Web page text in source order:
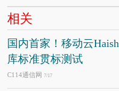
相关
国内首家！移动云
库标准贯标测试
C114通信网 7/17